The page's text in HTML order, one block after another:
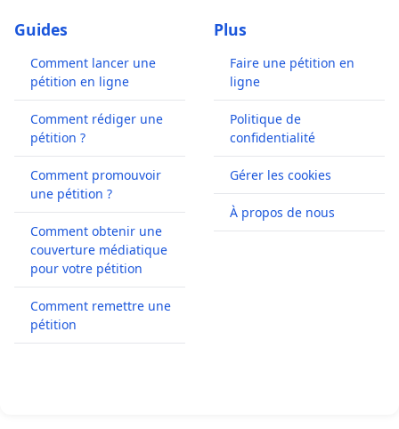
Guides
Comment lancer une
pétition en ligne
Comment rédiger une
pétition ?
Comment promouvoir
une pétition ?
Comment obtenir une
couverture médiatique
pour votre pétition
Comment remettre une
pétition
Plus
Faire une pétition en
ligne
Politique de
confidentialité
Gérer les cookies
À propos de nous